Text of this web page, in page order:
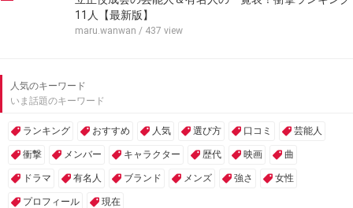
11人【最新版】
maru.wanwan / 437 view
人気のキーワード
いま話題のキーワード
ランキング おすすめ 人気 選び方 口コミ 芸能人
衝撃 メンバー キャラクター 歴代 映画 曲
ドラマ 有名人 ブランド メンズ 強さ 女性
プロフィール 現在